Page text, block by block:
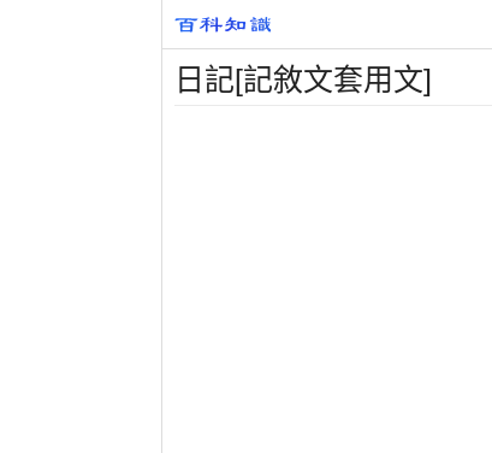
日記[記敘文套用文]